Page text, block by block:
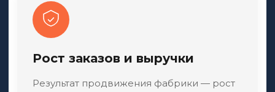
Рост заказов и выручки
Результат продвижения фабрики — рост